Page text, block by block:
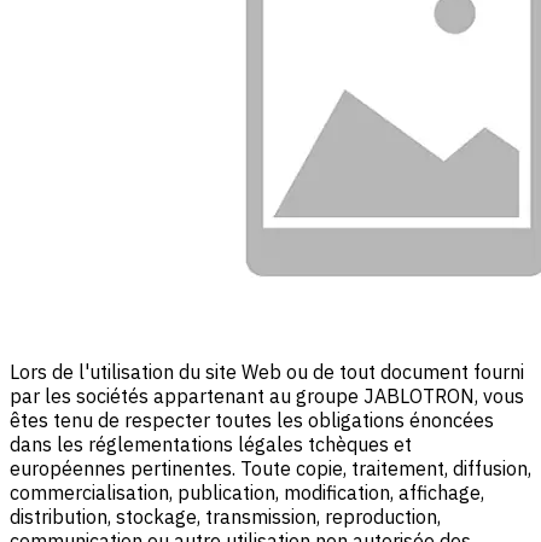
Lors de l'utilisation du site Web ou de tout document fourni
par les sociétés appartenant au groupe JABLOTRON, vous
êtes tenu de respecter toutes les obligations énoncées
dans les réglementations légales tchèques et
européennes pertinentes. Toute copie, traitement, diffusion,
commercialisation, publication, modification, affichage,
distribution, stockage, transmission, reproduction,